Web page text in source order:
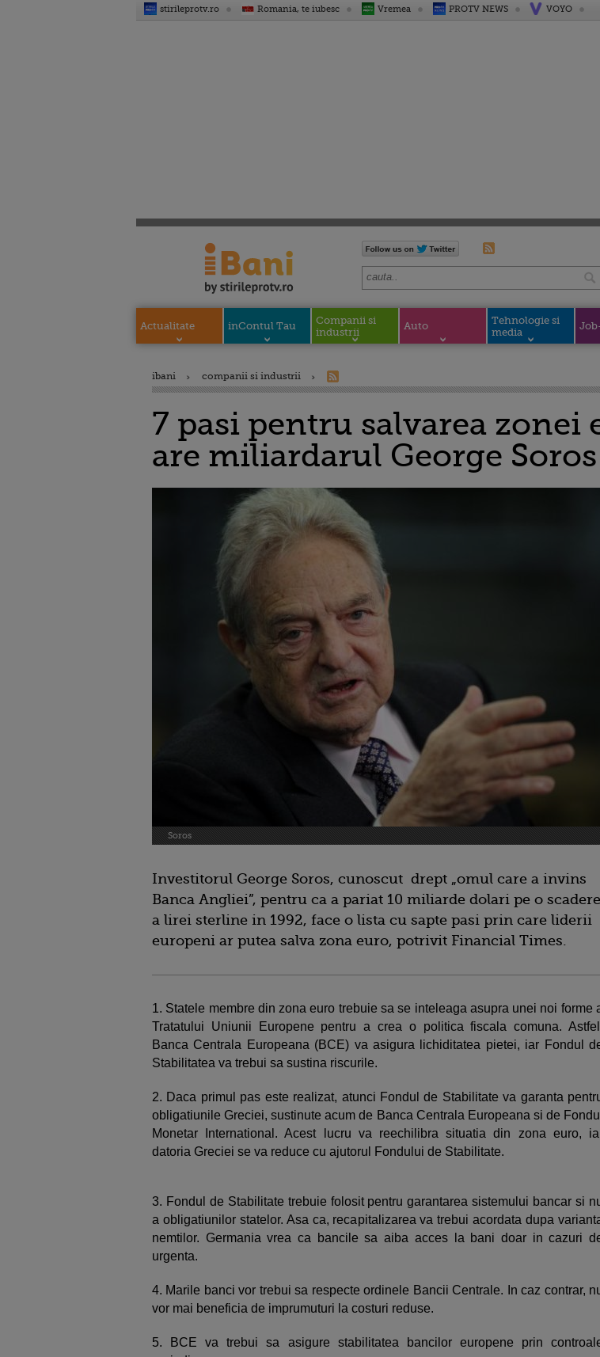
stirileprotv.ro Romania, te iubesc Vremea PROTV NEWS VOYO
Actualitate inContul Tau
Companii si
industrii
Auto
Tehnologie si
media
ibani companii si industrii
7 pasi pentru salvarea zonei
are miliardarul George Soros
Soros
Investitorul George Soros, cunoscut drept „omul care a invins
Banca Angliei”, pentru ca a pariat 10 miliarde dolari pe o scadere
a lirei sterline in 1992, face o lista cu sapte pasi prin care liderii
europeni ar putea salva zona euro, potrivit Financial Times.
1. Statele membre din zona euro trebuie sa se inteleaga asupra unei noi forme
Tratatului Uniunii Europene pentru a crea o politica fiscala comuna.
Banca Centrala Europeana (BCE) va asigura lichiditatea pietei, iar Fondul
Stabilitatea va trebui sa sustina riscurile.
2. Daca primul pas este realizat, atunci Fondul de Stabilitate va garanta
obligatiunile Greciei, sustinute acum de Banca Centrala Europeana si de Fondul
Monetar International. Acest lucru va reechilibra situatia din zona euro,
datoria Greciei se va reduce cu ajutorul Fondului de Stabilitate.
3. Fondul de Stabilitate trebuie folosit pentru garantarea sistemului bancar si
a obligatiunilor statelor. Asa ca, recapitalizarea va trebui acordata dupa
nemtilor. Germania vrea ca bancile sa aiba acces la bani doar in cazuri
urgenta.
4. Marile banci vor trebui sa respecte ordinele Bancii Centrale. In caz contrar,
vor mai beneficia de imprumuturi la costuri reduse.
5. BCE va trebui sa asigure stabilitatea bancilor europene prin